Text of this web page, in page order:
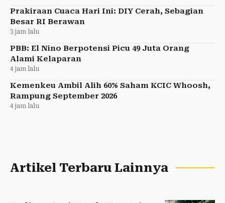
Prakiraan Cuaca Hari Ini: DIY Cerah, Sebagian
Besar RI Berawan
3 jam lalu
PBB: El Nino Berpotensi Picu 49 Juta Orang
Alami Kelaparan
4 jam lalu
Kemenkeu Ambil Alih 60% Saham KCIC Whoosh,
Rampung September 2026
4 jam lalu
Artikel Terbaru Lainnya